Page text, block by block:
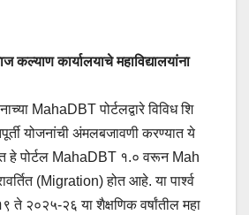
कार्यालयाचे महाविद्यालयांना
MahaDBT पोर्टलद्वारे विविध शि
योजनांची अंमलबजावणी करण्यात ये
हे पोर्टल MahaDBT १.० वरून Mah
(Migration) होत आहे. या पार्श्व
ते २०२५-२६ या शैक्षणिक वर्षांतील महा